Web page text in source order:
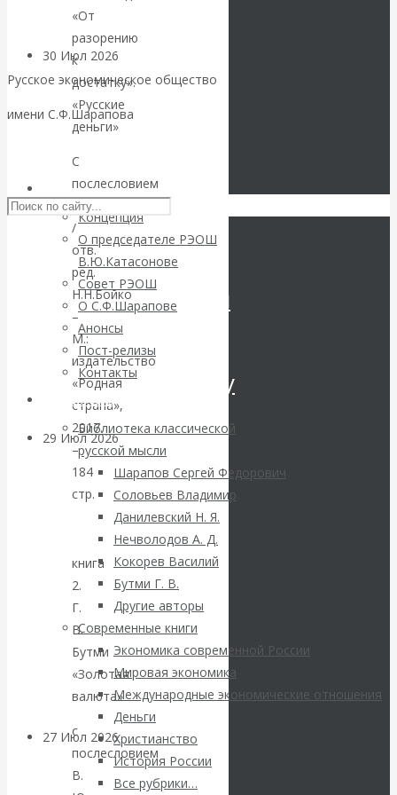
Русское экономическое общество
имени С.Ф.Шарапова
РЭОШ
Концепция
О председателе РЭОШ
В.Ю.Катасонове
Совет РЭОШ
О С.Ф.Шарапове
Анонсы
Пост-релизы
Контакты
Библиотека
Библиотека классической
русской мысли
Шарапов Сергей Федорович
Соловьев Владимир
Данилевский Н. Я.
Нечволодов А. Д.
Кокорев Василий
Бутми Г. В.
Другие авторы
Современные книги
Экономика современной России
Мировая экономика
Международные экономические отношения
Деньги
Христианство
История России
Все рубрики…
30 Июл 2026
экономика
Валентин
Катасонов.
Искусственный
интеллект —
революционный
переход к
посткапитализму
29 Июл 2026Мировая
финансовая олигархия
Валентин
Катасонов.
«Мировые
ростовщики»:
вчера и сегодня
27 Июл 2026Мировая
валютная система
«От
разорению
к
достатку».
«Русские
деньги»
С
послесловием
В.Ю.Катасонова
/
отв.
ред.
Н.Н.Бойко
–
М.:
издательство
«Родная
страна»,
2017.
–
184
стр.
книга
2.
Г.
В.
Бутми
«Золотая
валюта»
с
послесловием
В.